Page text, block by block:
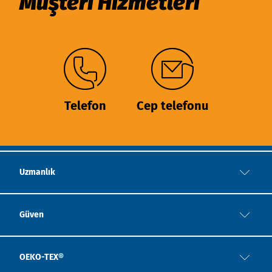
Telefon Cep telefonu
Uzmanlık
Güven
OEKO-TEX®